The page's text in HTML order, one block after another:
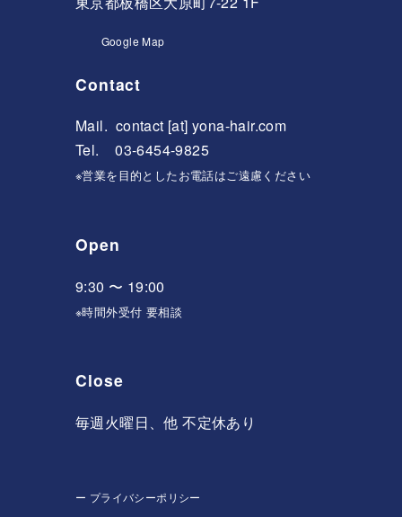
Google Map
Contact
Mail. contact [at] yona-hair.com
Tel. 03-6454-9825
※営業を目的としたお電話はご遠慮ください
Open
9:30 〜 19:00
※時間外受付 要相談
Close
毎週火曜日、他 不定休あり
ー プライバシーポリシー